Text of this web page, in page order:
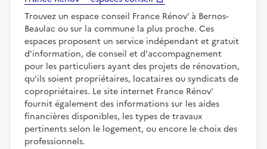
Trouvez un espace conseil France Rénov’ à Bernos-
Beaulac ou sur la commune la plus proche. Ces
espaces proposent un service indépendant et gratuit
d'information, de conseil et d'accompagnement
pour les particuliers ayant des projets de rénovation,
qu'ils soient propriétaires, locataires ou syndicats de
copropriétaires. Le site internet France Rénov'
fournit également des informations sur les aides
financières disponibles, les types de travaux
pertinents selon le logement, ou encore le choix des
professionnels.